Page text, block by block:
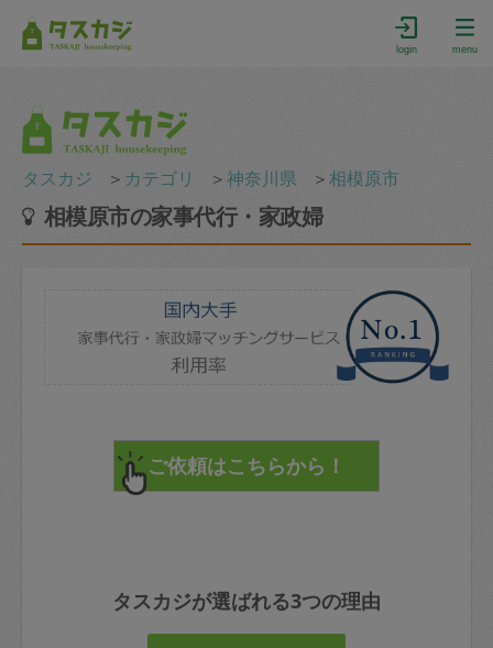
login menu
タスカジ ＞ カテゴリ ＞神奈川県 ＞相模原市
相模原市の家事代行・家政婦
タスカジが選ばれる3つの理由